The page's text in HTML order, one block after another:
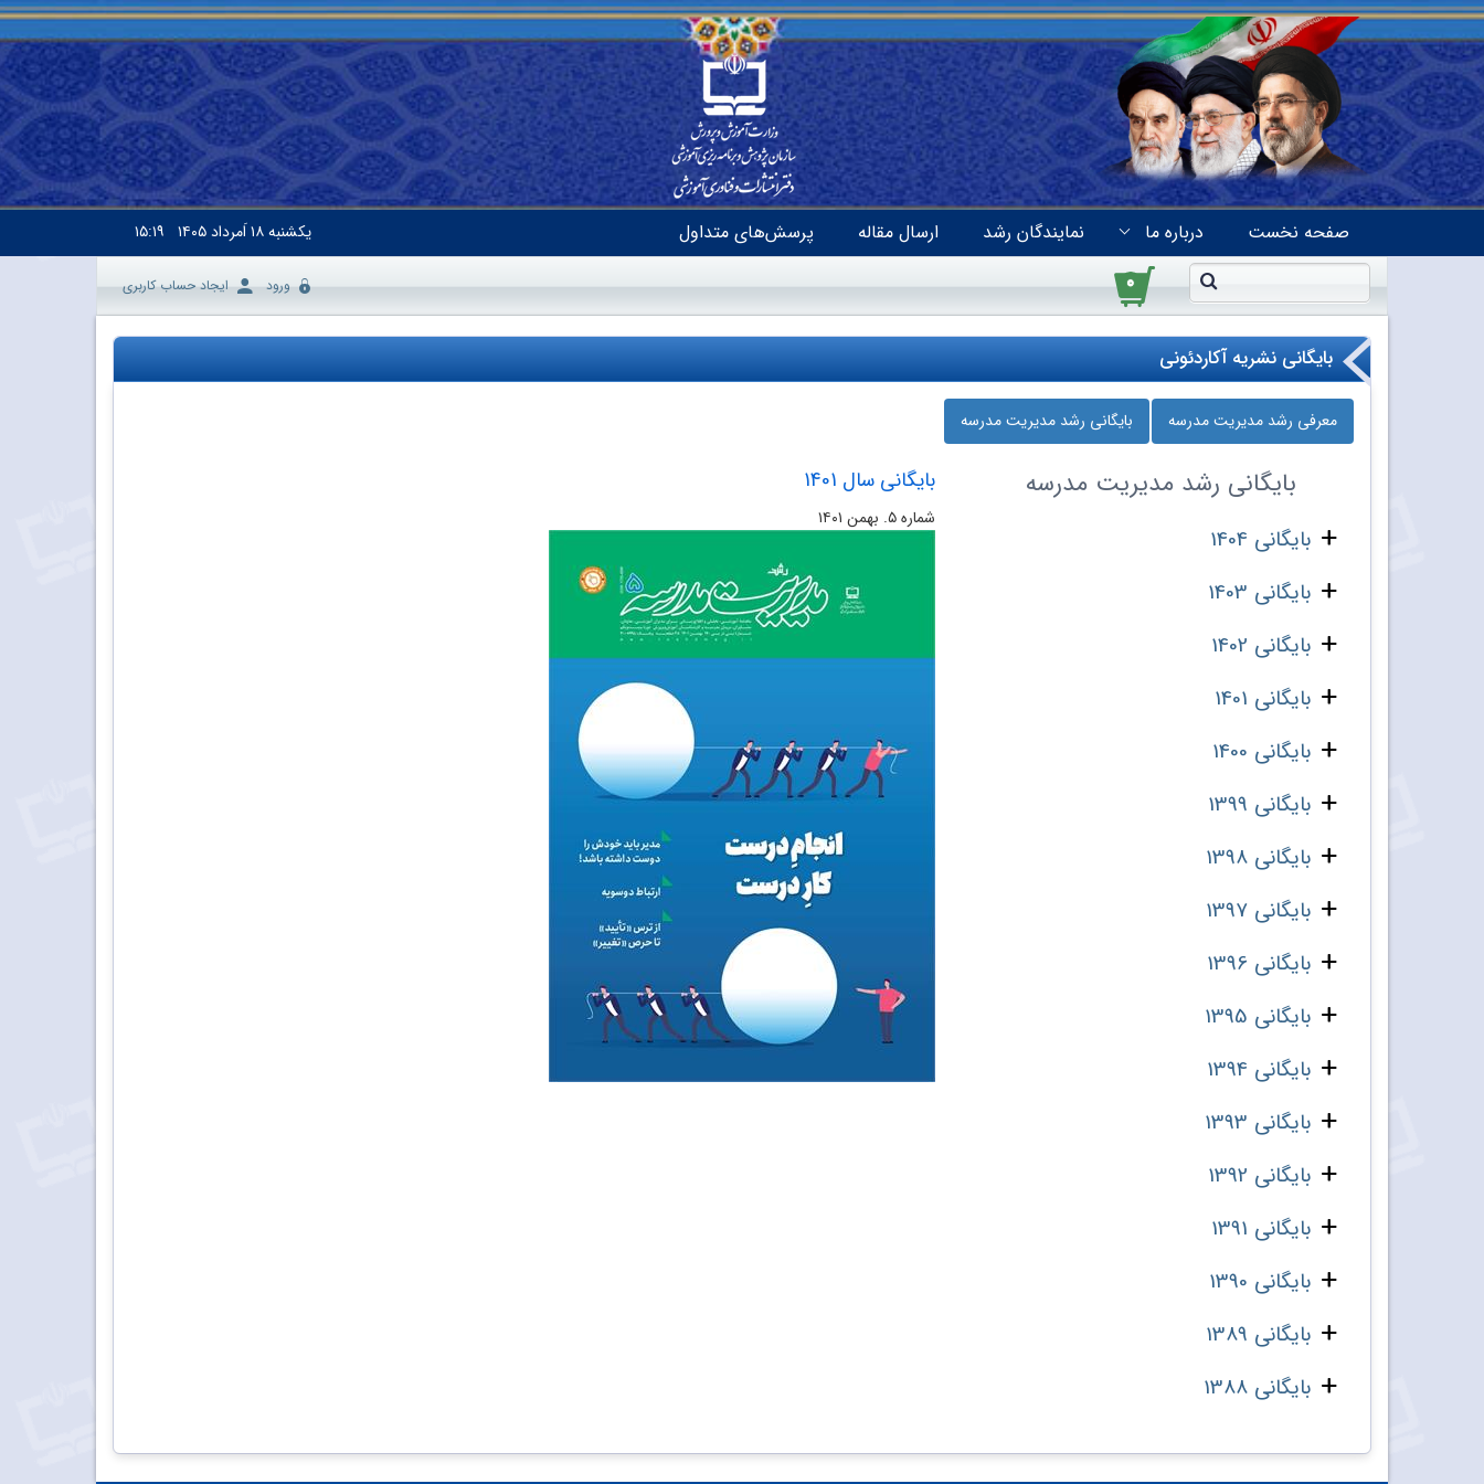
صفحه نخست درباره ما نمایندگان رشد ارسال مقاله پرسش‌های متداول یکشنبه۱۸ اَمرداد ۱۴۰۵ ۱۵:۱۹
۰ ورود ایجاد حساب کاربری
بایگانی نشریه آکاردئونی
معرفی رشد مدیریت مدرسه بایگانی رشد مدیریت مدرسه
بایگانی رشد مدیریت مدرسه
بایگانی 1404
بایگانی 1403
بایگانی 1402
بایگانی 1401
بایگانی 1400
بایگانی 1399
بایگانی 1398
بایگانی 1397
بایگانی 1396
بایگانی 1395
بایگانی 1394
بایگانی 1393
بایگانی 1392
بایگانی 1391
بایگانی 1390
بایگانی 1389
بایگانی 1388
بایگانی سال 1401
شماره ۵. بهمن ۱۴۰۱